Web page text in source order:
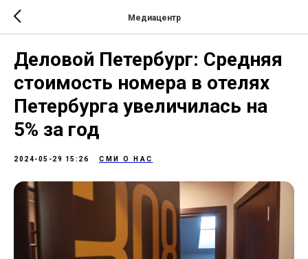
Медиацентр
Деловой Петербург: Средняя
стоимость номера в отелях
Петербурга увеличилась на
5% за год
2024-05-29 15:26 СМИ О НАС